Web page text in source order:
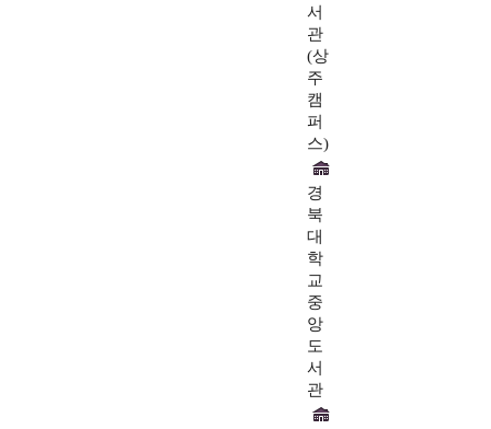
서
관
(상
주
캠
퍼
스)
경
북
대
학
교
중
앙
도
서
관